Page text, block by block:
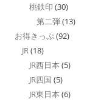
桃鉄印 (30)
第二弾(13)
お得きっぷ(92)
JR(18)
JR西日本 (5)
JR四国 (5)
JR東日本 (6)